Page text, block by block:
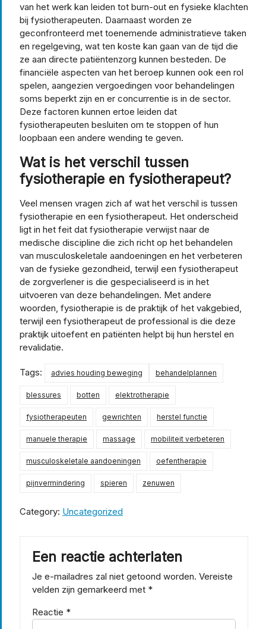
van het werk kan leiden tot burn-out en fysieke klachten
bij fysiotherapeuten. Daarnaast worden ze
geconfronteerd met toenemende administratieve taken
en regelgeving, wat ten koste kan gaan van de tijd die
ze aan directe patiëntenzorg kunnen besteden. De
financiële aspecten van het beroep kunnen ook een rol
spelen, aangezien vergoedingen voor behandelingen
soms beperkt zijn en er concurrentie is in de sector.
Deze factoren kunnen ertoe leiden dat
fysiotherapeuten besluiten om te stoppen of hun
loopbaan een andere wending te geven.
Wat is het verschil tussen
fysiotherapie en fysiotherapeut?
Veel mensen vragen zich af wat het verschil is tussen
fysiotherapie en een fysiotherapeut. Het onderscheid
ligt in het feit dat fysiotherapie verwijst naar de
medische discipline die zich richt op het behandelen
van musculoskeletale aandoeningen en het verbeteren
van de fysieke gezondheid, terwijl een fysiotherapeut
de zorgverlener is die gespecialiseerd is in het
uitvoeren van deze behandelingen. Met andere
woorden, fysiotherapie is de praktijk of het vakgebied,
terwijl een fysiotherapeut de professional is die deze
praktijk uitoefent en patiënten helpt bij hun herstel en
revalidatie.
Tags: advies houding beweging behandelplannen
blessures botten elektrotherapie
fysiotherapeuten gewrichten herstel functie
manuele therapie massage mobiliteit verbeteren
musculoskeletale aandoeningen oefentherapie
pijnvermindering spieren zenuwen
Category: Uncategorized
Een reactie achterlaten
Je e-mailadres zal niet getoond worden. Vereiste
velden zijn gemarkeerd met *
Reactie *